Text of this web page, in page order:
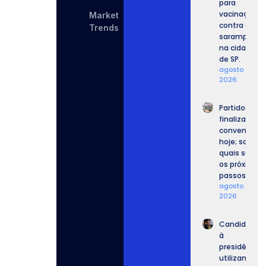
Market
Trends
para
vacinação
contra o
sarampo
na cidade
de SP.
agosto 8,
2026
Partidos
finalizam
convenções
hoje; saiba
quais serão
os próximos
passos.
agosto 7,
2026
Candidatos
à
presidência
utilizam IA